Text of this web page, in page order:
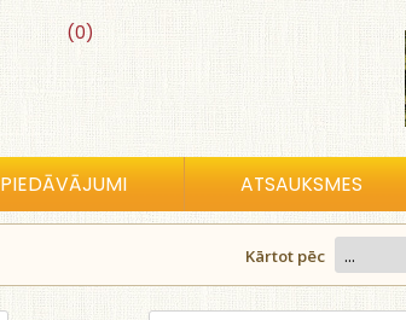
(0)
PIEDĀVĀJUMI ATSAUKSMES
Kārtot pēc